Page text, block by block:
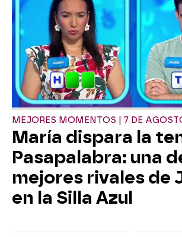
MEJORES MOMENTOS | 7 DE
María dispara la
Pasapalabra: una
mejores rivales de
en la Silla Azul